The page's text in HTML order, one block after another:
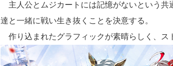
主人公とムジカートには記憶がないという共
達と一緒に戦い生き抜くことを決意する。
作り込まれたグラフィックが素晴らしく、ス